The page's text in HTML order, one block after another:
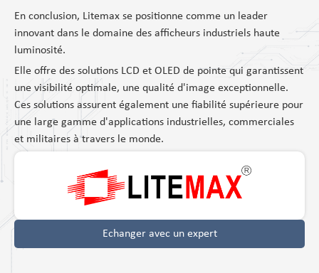
En conclusion, Litemax se positionne comme un leader
innovant dans le domaine des afficheurs industriels haute
luminosité.
Elle offre des solutions LCD et OLED de pointe qui garantissent
une visibilité optimale, une qualité d'image exceptionnelle.
Ces solutions assurent également une fiabilité supérieure pour
une large gamme d'applications industrielles, commerciales
et militaires à travers le monde.
Echanger avec un expert